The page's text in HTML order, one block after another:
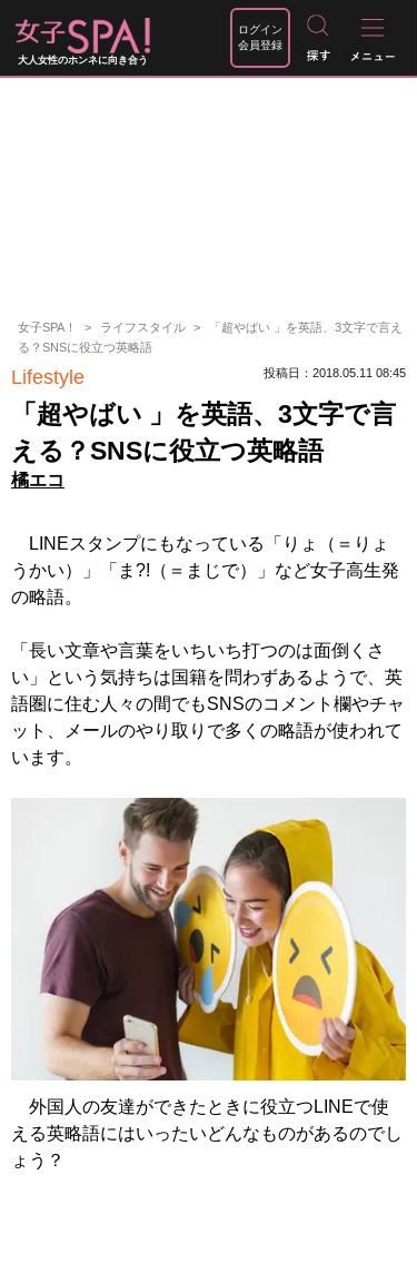
大人女性のホンネに向き合う
ログイン
会員登録
女子SPA！ ライフスタイル
「超やばい 」を英語、3文字で言え
る？SNSに役立つ英略語
Lifestyle 投稿日：2018.05.11 08:45
「超やばい 」を英語、3文字で言
える？SNSに役立つ英略語
橘エコ
LINEスタンプにもなっている「りょ（＝りょ
うかい）」「ま?!（＝まじで）」など女子高生発
の略語。
「長い文章や言葉をいちいち打つのは面倒くさ
い」という気持ちは国籍を問わずあるようで、英
語圏に住む人々の間でもSNSのコメント欄やチャ
ット、メールのやり取りで多くの略語が使われて
います。
外国人の友達ができたときに役立つLINEで使
える英略語にはいったいどんなものがあるのでし
ょう？